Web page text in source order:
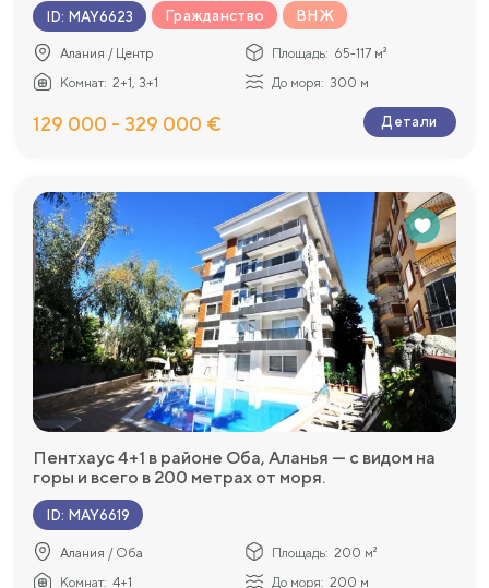
ID: MAY6623 Гражданство ВНЖ
Алания / Центр Площадь: 65-117 м²
Комнат: 2+1, 3+1 До моря: 300 м
129 000 - 329 000 € Детали
Пентхаус 4+1 в районе Оба, Аланья — с видом на
горы и всего в 200 метрах от моря.
ID: MAY6619
Алания / Оба Площадь: 200 м²
Комнат: 4+1 До моря: 200 м